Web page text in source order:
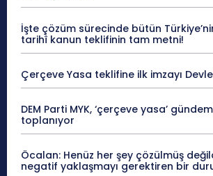
İşte çözüm sürecinde bütün
tarihî kanun teklifinin tam metni!
Çerçeve Yasa teklifine ilk imzayı
DEM Parti MYK, ‘çerçeve yasa’
toplanıyor
Öcalan: Henüz her şey çözülmüş
negatif yaklaşmayı gerektiren bir